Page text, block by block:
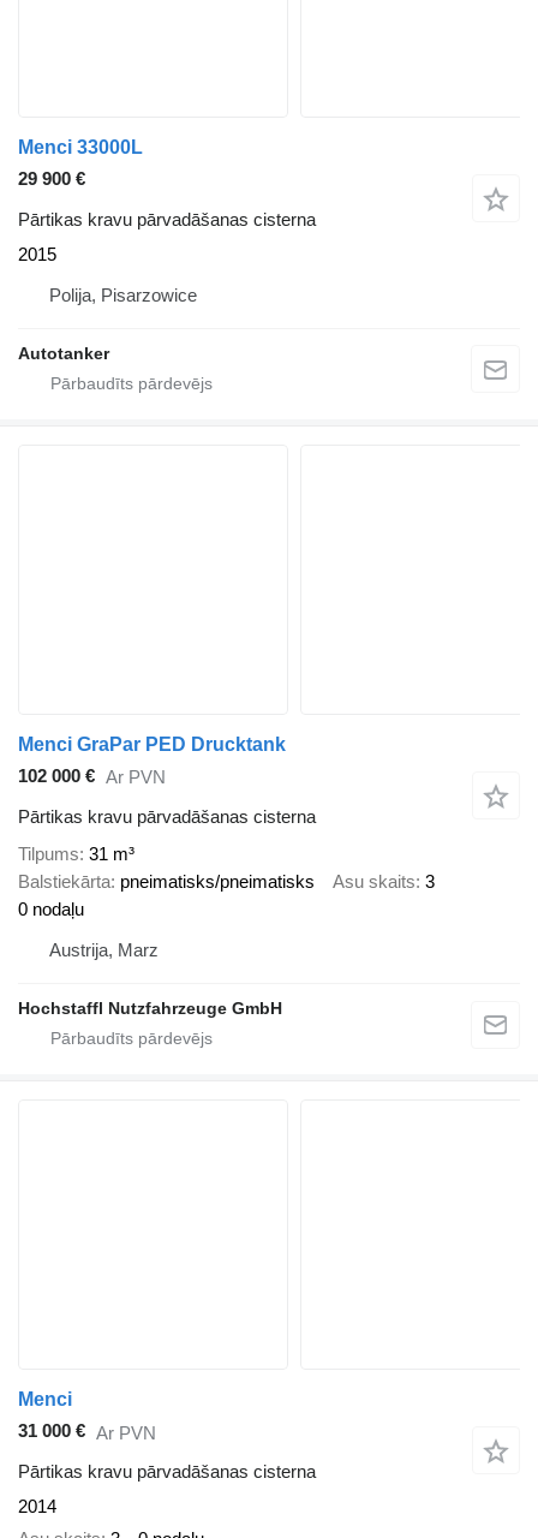
Menci 33000L
29 900 €
Pārtikas kravu pārvadāšanas cisterna
2015
Polija, Pisarzowice
Autotanker
Menci GraPar PED Drucktank
102 000 € Ar PVN
Pārtikas kravu pārvadāšanas cisterna
Tilpums 31 m³
Balstiekārta pneimatisks/pneimatisks Asu skaits 3
0 nodaļu
Austrija, Marz
Hochstaffl Nutzfahrzeuge GmbH
Menci
31 000 € Ar PVN
Pārtikas kravu pārvadāšanas cisterna
2014